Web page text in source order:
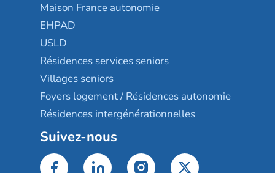
Maison France autonomie
EHPAD
USLD
Résidences services seniors
Villages seniors
Foyers logement / Résidences autonomie
Résidences intergénérationnelles
Suivez-nous